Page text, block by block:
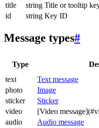
title
string Title or tooltip
id
string Key ID
Message types#
Type
text
Text message
photo
Image
sticker
Sticker
video
[Video
audio
Audio message